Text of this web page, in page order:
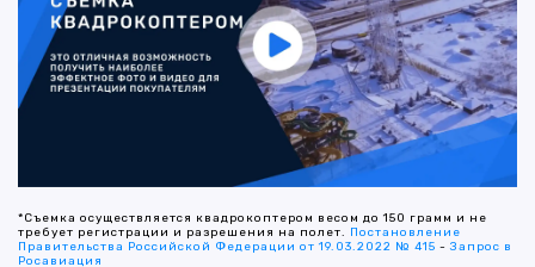
*Съемка осуществляется квадрокоптером весом до 150 грамм и не
требует регистрации и разрешения на полет. Постановление
Правительства Российской Федерации от 19.03.2022 № 415 -Запрос в
Росавиация